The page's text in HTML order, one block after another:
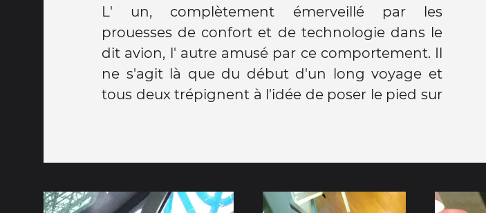
L' un, complètement émerveillé par les
prouesses de confort et de technologie dans le
dit avion, l' autre amusé par ce comportement. Il
ne s'agit là que du début d'un long voyage et
tous deux trépignent à l'idée de poser le pied sur